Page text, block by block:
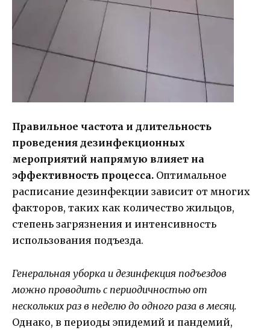
Правильное частота и длительность
проведения дезинфекционных
мероприятий напрямую влияет на
эффективность процесса. Оптимальное
расписание дезинфекции зависит от многих
факторов, таких как количество жильцов,
степень загрязнения и интенсивность
использования подъезда.
Генеральная уборка и дезинфекция подъездов
можно проводить с периодичностью от
нескольких раз в неделю до одного раза в месяц.
Однако, в периоды эпидемий и пандемий,